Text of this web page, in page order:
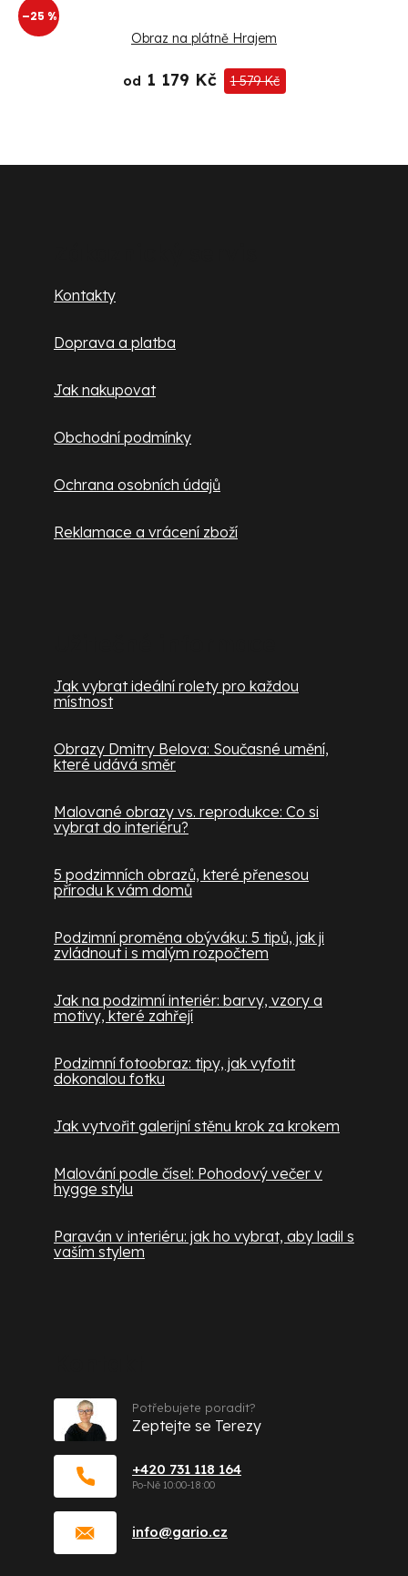
–25 %
Obraz na plátně Hrajem
od 1 179 Kč 1 579 Kč
Kontakty
Doprava a platba
Jak nakupovat
Obchodní podmínky
Ochrana osobních údajů
Reklamace a vrácení zboží
Jak vybrat ideální rolety pro každou
místnost
Obrazy Dmitry Belova: Současné umění,
které udává směr
Malované obrazy vs. reprodukce: Co si
vybrat do interiéru?
5 podzimních obrazů, které přenesou
přírodu k vám domů
Podzimní proměna obýváku: 5 tipů, jak ji
zvládnout i s malým rozpočtem
Jak na podzimní interiér: barvy, vzory a
motivy, které zahřejí
Podzimní fotoobraz: tipy, jak vyfotit
dokonalou fotku
Jak vytvořit galerijní stěnu krok za krokem
Malování podle čísel: Pohodový večer v
hygge stylu
Paraván v interiéru: jak ho vybrat, aby ladil s
vaším stylem
info@gario.cz
+420 731 118 164
Potřebujete poradit?
Zeptejte se Terezy